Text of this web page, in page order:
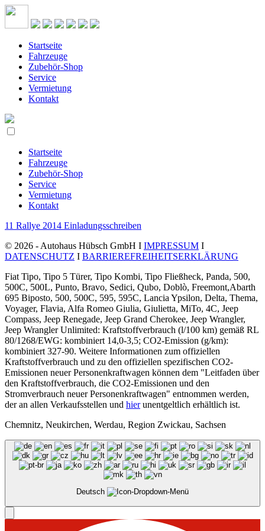
Startseite
Fahrzeuge
Zubehör-Shop
Service
Vermietung
Kontakt
Startseite
Fahrzeuge
Zubehör-Shop
Service
Vermietung
Kontakt
11 Rallye 2014 Einladungsschreiben
© 2026 - Autohaus Hübsch GmbH I IMPRESSUM I
DATENSCHUTZ I BARRIEREFREIHEITSERKLÄRUNG
Fiat Tipo, Tipo 5 Türer, Tipo Kombi, Tipo Fließheck, Panda, 500,
500C, 500L, Punto, Bravo, Sedici, Qubo, Doblò, Freemont,Abarth
695 Biposto, 500, 500C, 595, 595C, Lancia Ypsilon, Delta, Thema,
Voyager, Flavia, Alfa Romeo Giulia, Giulietta, MiTo, 4C, Jeep
Compass, Jeep Renegade, Jeep Grand Cherokee, Jeep Wrangler,
Jeep Wrangler Unlimited: Kraftstoffverbrauch (l/100 km) gemäß RL
80/1268/EWG: kombiniert 14,0-3,5; CO2-Emission (g/km):
kombiniert 327-90. Weitere Informationen zum offiziellen
Kraftstoffverbrauch und zu den offiziellen spezifischen CO2-
Emissionen neuer Personenkraftwagen können dem "Leitfaden über
den Kraftstoffverbrauch, die CO2-Emissionen und den
Stromverbrauch neuer Personenkraftwagen" entnommen werden,
der an allen Verkaufsstellen und hierunentgeltlich erhältlich ist.
Chemnitz, Neukirchen, Werdau, Region Zwickau, Sachsen
Deutsch